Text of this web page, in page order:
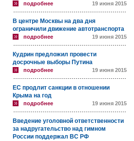
подробнее 19 июня 2015
В центре Москвы на два дня
ограничили движение автотранспорта
подробнее 19 июня 2015
Кудрин предложил провести
досрочные выборы Путина
подробнее 19 июня 2015
ЕС продлит санкции в отношении
Крыма на год
подробнее 19 июня 2015
Введение уголовной ответственности
за надругательство над гимном
России поддержал ВС РФ